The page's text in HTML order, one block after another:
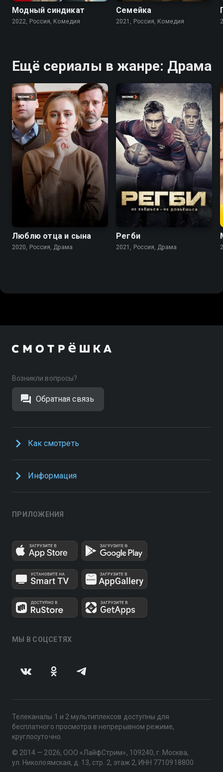
Модный синдикат
2022, Россия, Комедия
Семейка
2021, Россия, Комедия
Ещё сериалы в жанре: Драма
Люблю отца и сына
2020, Россия, Драма
8.3 7.7
Регби
2021, Россия, Драма
Возникли вопросы?
Обратная связь
Как смотреть
Информация
ПРИЛОЖЕНИЯ
МЫ В СОЦСЕТЯХ
Телеканалы 1 и 2 мультиплексов доступны для
бесплатного просмотра в непрерывном режиме,
круглосуточно.
© 2014 — 2026, ООО «ЛайфСтрим», 109240, г. Москва,
ул. Николоямская, д. 13, стр. 2, этаж 2, ИНН 7710918800